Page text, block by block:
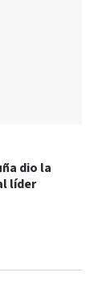
dio la
líder